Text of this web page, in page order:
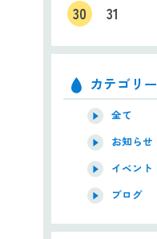
30
31
カテゴリー
全て
お知らせ
イベント
ブログ